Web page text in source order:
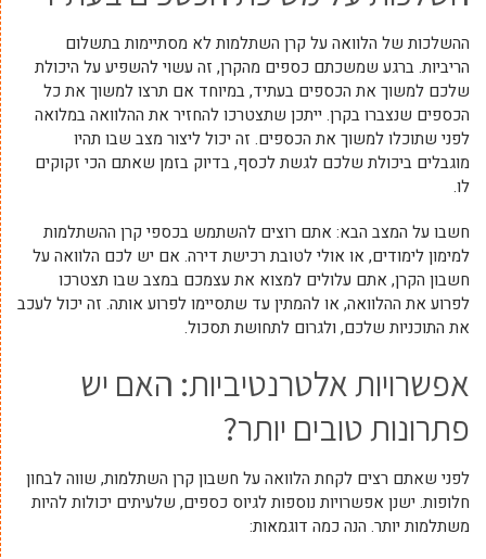
ההשלכות של הלוואה על קרן השתלמות לא מסתיימות בתשלום
הריביות. ברגע שמשכתם כספים מהקרן, זה עשוי להשפיע על היכולת
שלכם למשוך את הכספים בעתיד, במיוחד אם תרצו למשוך את כל
הכספים שנצברו בקרן. ייתכן שתצטרכו להחזיר את ההלוואה במלואה
לפני שתוכלו למשוך את הכספים. זה יכול ליצור מצב שבו תהיו
מוגבלים ביכולת שלכם לגשת לכסף, בדיוק בזמן שאתם הכי זקוקים
לו.
חשבו על המצב הבא: אתם רוצים להשתמש בכספי קרן ההשתלמות
למימון לימודים, או אולי לטובת רכישת דירה. אם יש לכם הלוואה על
חשבון הקרן, אתם עלולים למצוא את עצמכם במצב שבו תצטרכו
לפרוע את ההלוואה, או להמתין עד שתסיימו לפרוע אותה. זה יכול לעכב
את התוכניות שלכם, ולגרום לתחושת תסכול.
אפשרויות אלטרנטיביות: האם יש
פתרונות טובים יותר?
לפני שאתם רצים לקחת הלוואה על חשבון קרן השתלמות, שווה לבחון
חלופות. ישנן אפשרויות נוספות לגיוס כספים, שלעיתים יכולות להיות
משתלמות יותר. הנה כמה דוגמאות: